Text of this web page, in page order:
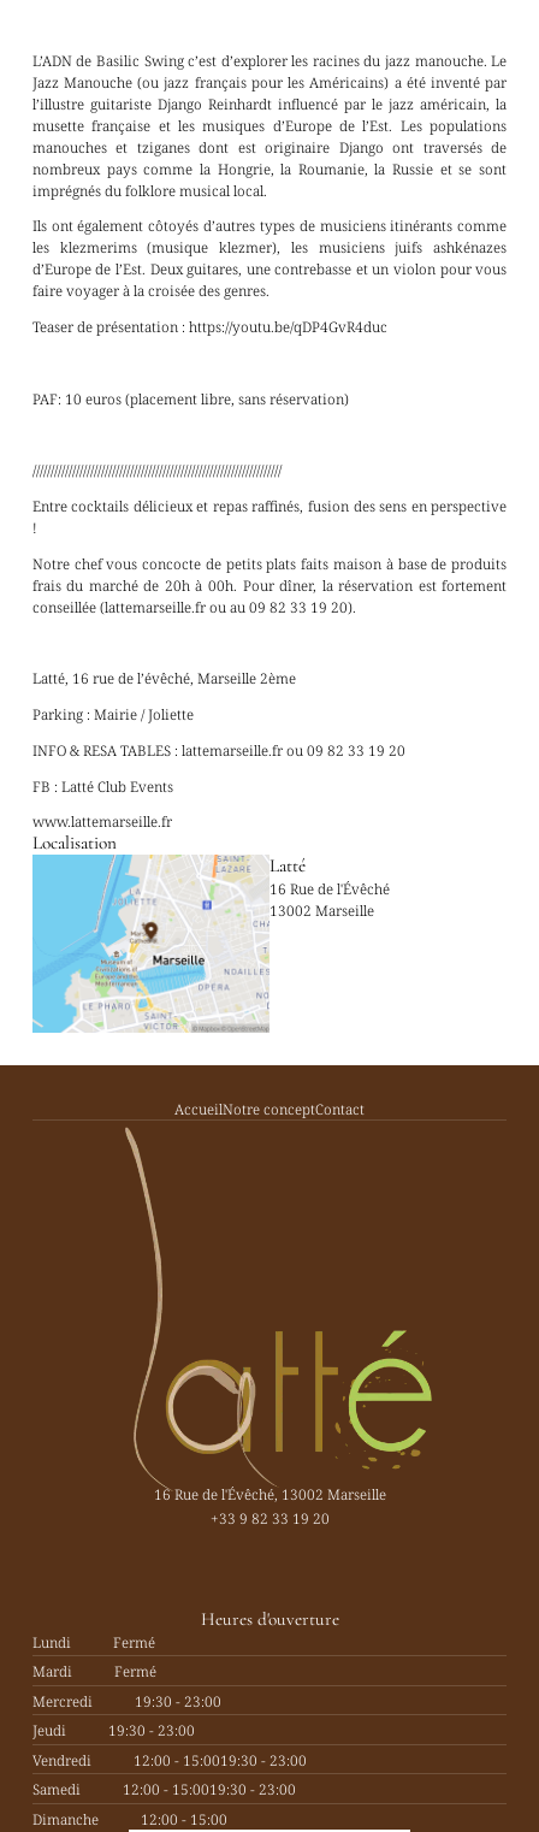
L’ADN de Basilic Swing c’est d’explorer les racines du jazz manouche. Le
Jazz Manouche (ou jazz français pour les Américains) a été inventé par
l’illustre guitariste Django Reinhardt influencé par le jazz américain, la
musette française et les musiques d’Europe de l’Est. Les populations
manouches et tziganes dont est originaire Django ont traversés de
nombreux pays comme la Hongrie, la Roumanie, la Russie et se sont
imprégnés du folklore musical local.
Ils ont également côtoyés d’autres types de musiciens itinérants comme
les klezmerims (musique klezmer), les musiciens juifs ashkénazes
d’Europe de l’Est. Deux guitares, une contrebasse et un violon pour vous
faire voyager à la croisée des genres.
Teaser de présentation : https://youtu.be/qDP4GvR4duc
PAF: 10 euros (placement libre, sans réservation)
/////////////////////////////////////////////////////////////////////
Entre cocktails délicieux et repas raffinés, fusion des sens en perspective
!
Notre chef vous concocte de petits plats faits maison à base de produits
frais du marché de 20h à 00h. Pour dîner, la réservation est fortement
conseillée (lattemarseille.fr ou au 09 82 33 19 20).
Latté, 16 rue de l’évêché, Marseille 2ème
Parking : Mairie / Joliette
INFO & RESA TABLES : lattemarseille.fr ou 09 82 33 19 20
FB : Latté Club Events
www.lattemarseille.fr
Localisation
Latté
16 Rue de l'Évêché
13002 Marseille
AccueilNotre conceptContact
16 Rue de l'Évêché, 13002 Marseille
+33 9 82 33 19 20
Heures d'ouverture
Lundi
Fermé
Mardi
Fermé
Mercredi
19:30 - 23:00
Jeudi
19:30 - 23:00
Vendredi
12:00 - 15:0019:30 - 23:00
Samedi
12:00 - 15:0019:30 - 23:00
Dimanche
12:00 - 15:00